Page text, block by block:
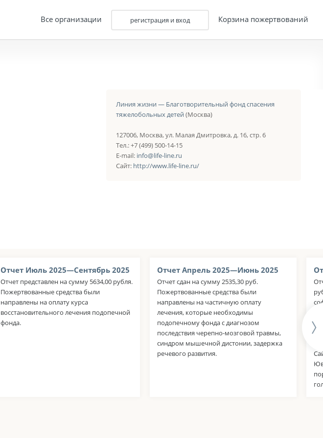
Все организации регистрация и вход Корзина пожертвований
Линия жизни — Благотворительный фонд спасения
тяжелобольных детей (Москва)
127006, Москва, ул. Малая Дмитровка, д. 16, стр. 6
Тел.: +7 (499) 500-14-15
E-mail: info@life-line.ru
Сайт: http://www.life-line.ru/
Отчет Июль 2025—Сентябрь 2025
Отчет представлен на сумму 5634,00 рубля.
Пожертвованные средства были
направлены на оплату курса
восстановительного лечения подопечной
фонда.
Отчет Апрель 2025—Июнь 2025
Отчет сдан на сумму 2535,30 руб.
Пожертвованные средства были
направлены на частичную оплату
лечения, которые необходимы
подопечному фонда с диагнозом
последствия черепно-мозговой травмы,
синдром мышечной дистонии, задержка
речевого развития.